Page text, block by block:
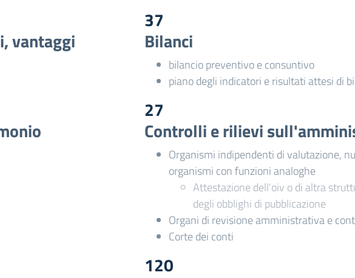
vantaggi
37
Bilanci
bilancio preventivo e consuntivo
piano degli indicatori e risultati attesi di
27
Controlli e rilievi
Organismi indipendenti di valutazione,
organismi con funzioni analoghe
Attestazione dell'oiv o di altra
degli obblighi di pubblicazione
Organi di revisione amministrativa e
Corte dei conti
120